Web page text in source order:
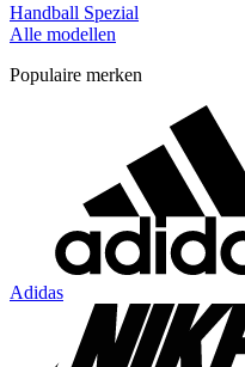
Handball Spezial
Alle modellen
Populaire merken
Adidas